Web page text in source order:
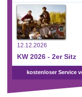
12.12.2026
KW 2026 - 2er Sitz
kostenloser Service